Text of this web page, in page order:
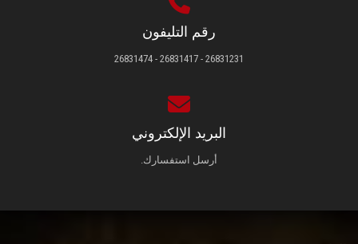
رقم التليفون
26831231 - 26831417 - 26831474
البريد الإلكتروني
أرسل استفسارك.